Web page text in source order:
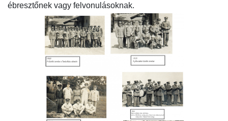
ébresztőnek vagy felvonulásoknak.